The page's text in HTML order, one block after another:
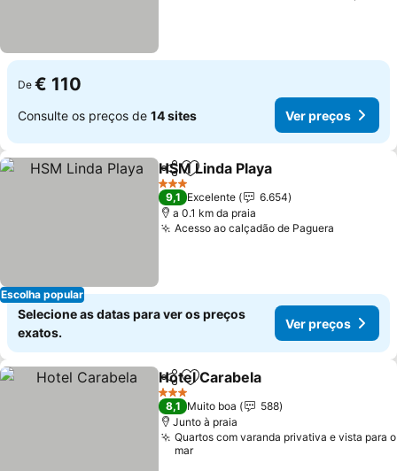
De € 110
Consulte os preços de 14 sites Ver preços
Escolha popular
PartilharAdicionar aos favoritos
HSM Linda Playa
3 Estrelas
9,1 Excelente
6.654
a 0.1 km da praia
Acesso ao calçadão de Paguera
Selecione as datas para ver os preços
exatos.
Ver preços
PartilharAdicionar aos favoritos
Hotel Carabela
3 Estrelas
8,1 Muito boa
588
Junto à praia
Quartos com varanda privativa e vista para o
mar